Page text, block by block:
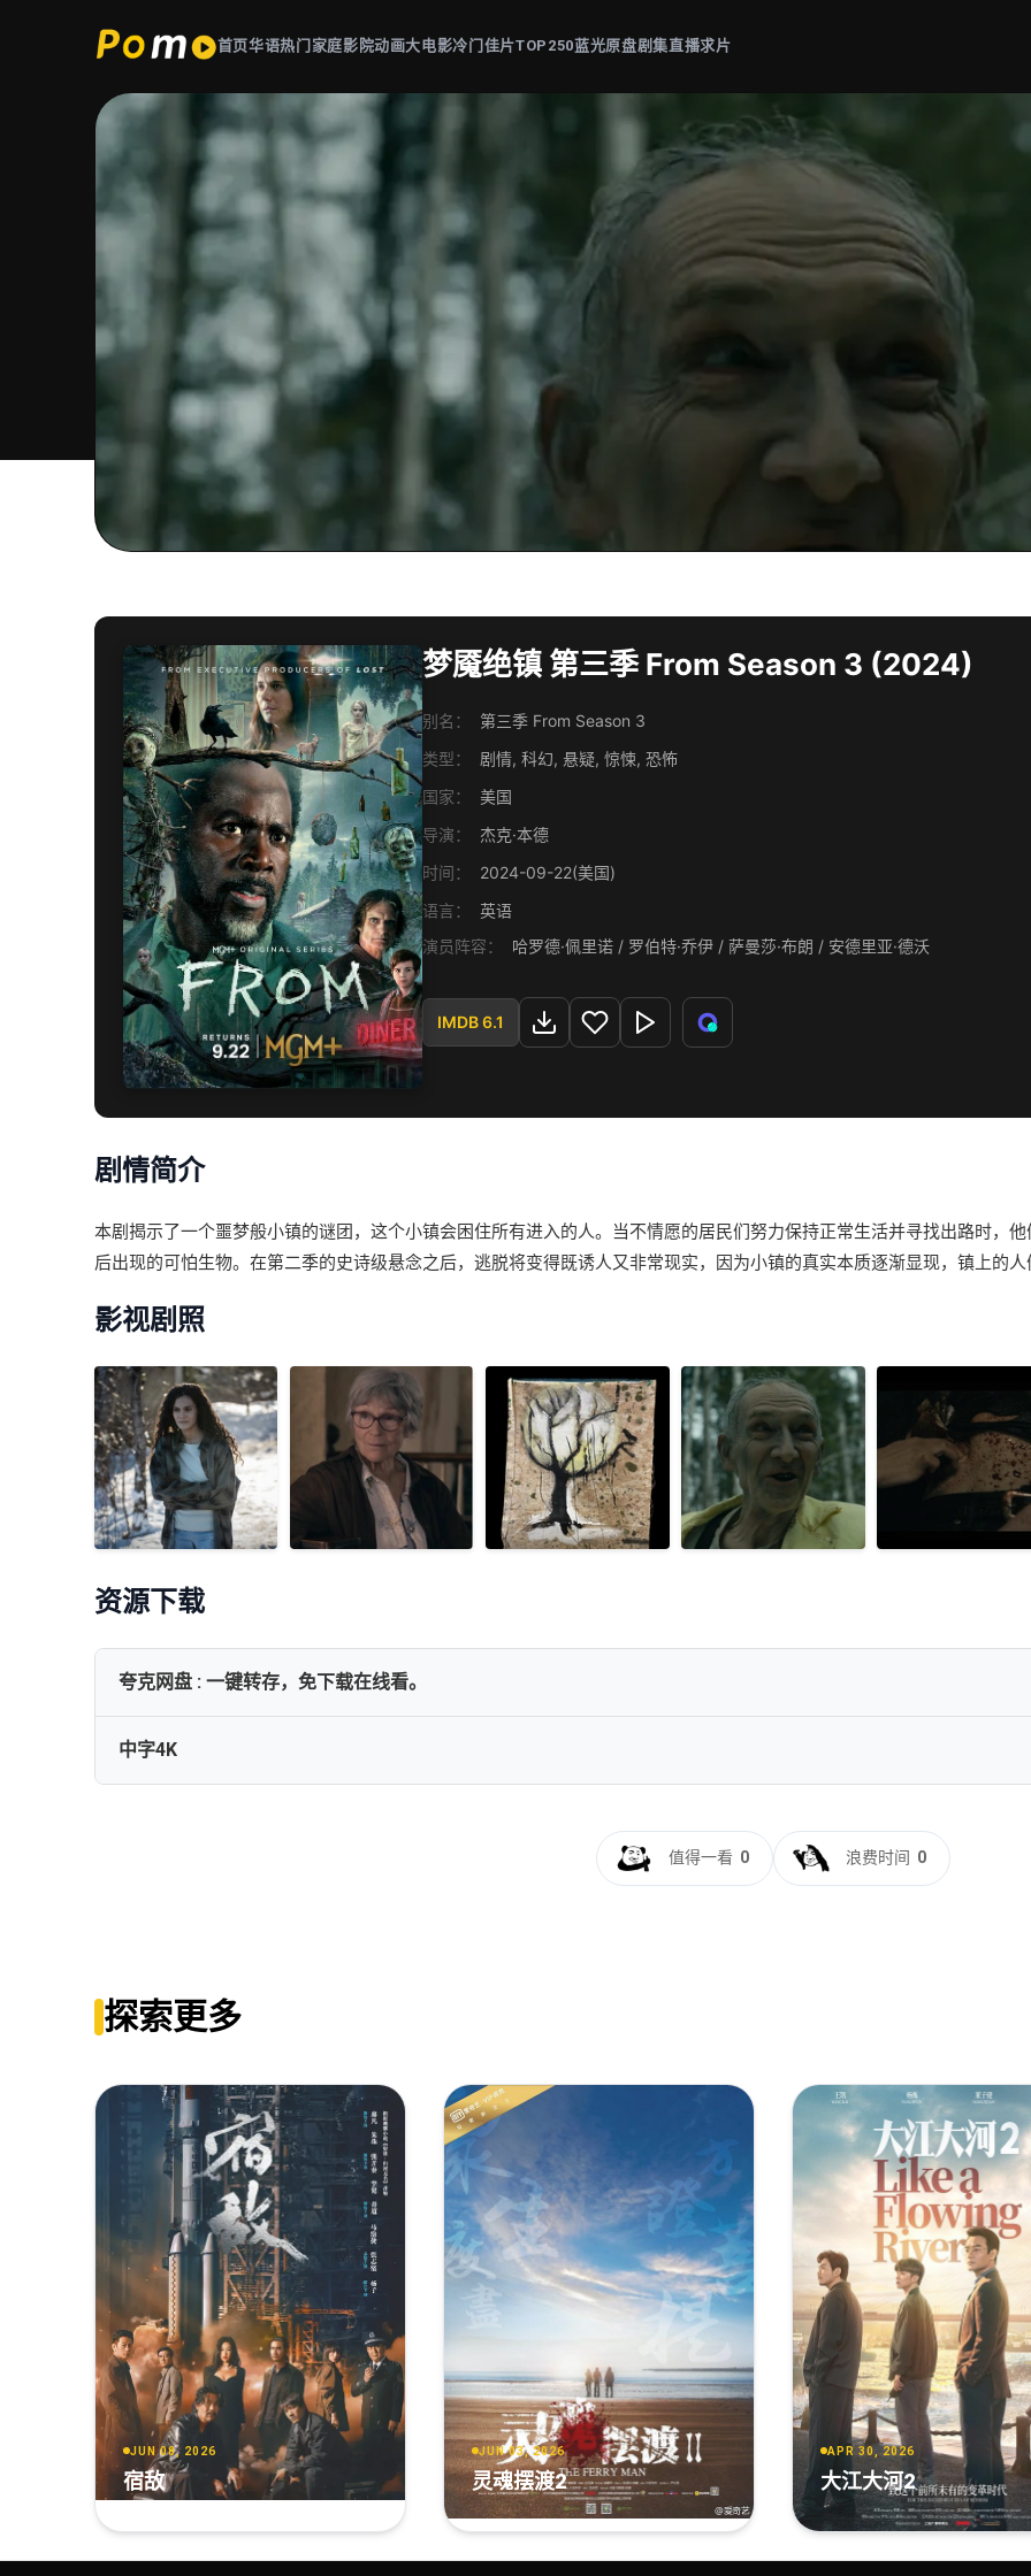
首页华语热门 家庭影院动画大电影冷门佳片TOP250蓝光原盘剧集直播求片
梦魇绝镇 第三季 From Season 3 (2024)
别名：
第三季 From Season 3
类型：
剧情, 科幻, 悬疑, 惊悚, 恐怖
国家：
美国
导演：
杰克·本德
时间：
2024-09-22(美国)
语言：
英语
演员阵容：
哈罗德·佩里诺 / 罗伯特·乔伊 / 萨曼莎·布朗 / 安德里亚·德沃
IMDB 6.1
剧情简介
本剧揭示了一个噩梦般小镇的谜团，这个小镇会困住所有进入的人。当不情愿的居民们努力保持正常生活并寻找出路时，
后出现的可怕生物。在第二季的史诗级悬念之后，逃脱将变得既诱人又非常现实，因为小镇的真实本质逐渐显现，镇上的人
影视剧照
资源下载
夸克网盘 : 一键转存，免下载在线看。
中字4K
梦魇绝镇.第三季[全10集][中文字幕].From.S03.2160p.Stan.WEB-DL.DDP.5.1.H.265-BlackTV
值得一看 0 浪费时间 0
探索更多
JUN 08, 2026
宿敌
JUN 03, 2026
灵魂摆渡2
APR 30, 2026
大江大河2